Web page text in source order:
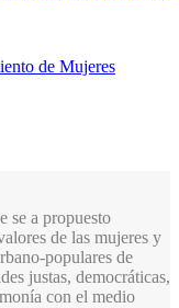
de Mujeres
se a propuesto
de las mujeres y
populares de
justas, democráticas,
con el medio